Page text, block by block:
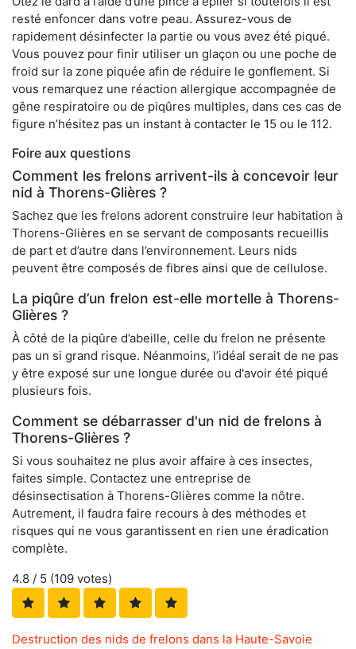
resté enfoncer dans votre peau. Assurez-vous de
rapidement désinfecter la partie ou vous avez été piqué.
Vous pouvez pour finir utiliser un glaçon ou une poche de
froid sur la zone piquée afin de réduire le gonflement. Si
vous remarquez une réaction allergique accompagnée de
gêne respiratoire ou de piqûres multiples, dans ces cas de
figure n’hésitez pas un instant à contacter le 15 ou le 112.
Foire aux questions
Comment les frelons arrivent-ils à concevoir leur
nid à Thorens-Glières ?
Sachez que les frelons adorent construire leur habitation à
Thorens-Glières en se servant de composants recueillis
de part et d’autre dans l’environnement. Leurs nids
peuvent être composés de fibres ainsi que de cellulose.
La piqûre d’un frelon est-elle mortelle à Thorens-
Glières ?
À côté de la piqûre d’abeille, celle du frelon ne présente
pas un si grand risque. Néanmoins, l’idéal serait de ne pas
y être exposé sur une longue durée ou d'avoir été piqué
plusieurs fois.
Comment se débarrasser d'un nid de frelons à
Thorens-Glières ?
Si vous souhaitez ne plus avoir affaire à ces insectes,
faites simple. Contactez une entreprise de
désinsectisation à Thorens-Glières comme la nôtre.
Autrement, il faudra faire recours à des méthodes et
risques qui ne vous garantissent en rien une éradication
complète.
4.8 / 5 (109 votes)
Destruction des nids de frelons dans la Haute-Savoie